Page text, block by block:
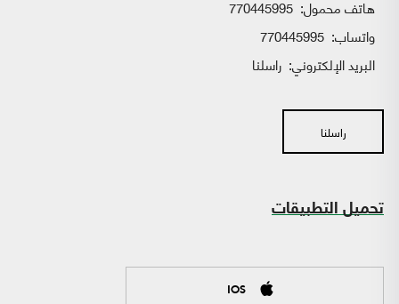
هاتف محمول: 770445995
واتساب:
البريد الإلكتروني: راسلنا
راسلنا
تحميل التطبيقات
IOS